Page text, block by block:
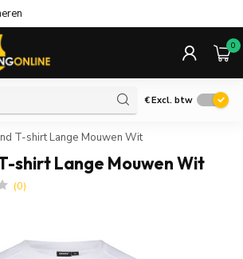
0
€Excl. btw
T-shirt Lange Mouwen Wit
shirt Lange Mouwen Wit
(0)